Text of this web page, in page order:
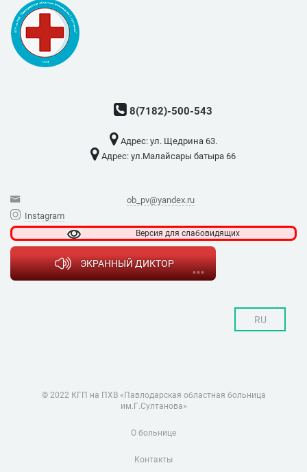
8(7182)-500-543
Адрес: ​ул. Щедрина 63.
Адрес: ​ул.Малайсары батыра 66
ob_pv@yandex.ru
Instagram
Версия для слабовидящих
ЭКРАННЫЙ ДИКТОР
RU
© 2022 КГП на ПХВ «Павлодарская областная больница
им.Г.Султанова»
О больнице
Контакты